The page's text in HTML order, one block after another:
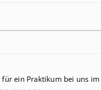
für ein Praktikum bei uns im